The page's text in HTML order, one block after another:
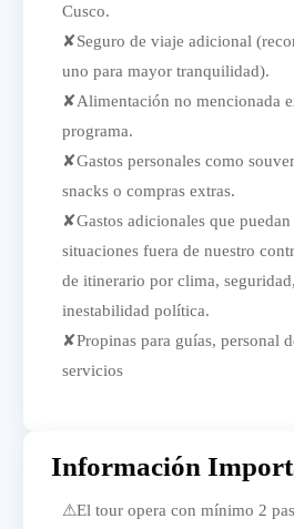
Cusco.
✘Seguro de viaje adicional
uno para mayor tranquilidad).
✘Alimentación no mencionada
programa.
✘Gastos personales como
snacks o compras extras.
✘Gastos adicionales que puedan
situaciones fuera de nuestro
de itinerario por clima,
inestabilidad política.
✘Propinas para guías, personal
servicios
Información
⚠El tour opera con mínimo 2